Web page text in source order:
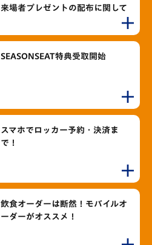
来場者プレゼントの配布に関して
SEASONSEAT特典受取開始
スマホでロッカー予約・決済ま
で！
飲食オーダーは断然！モバイルオ
ーダーがオススメ！